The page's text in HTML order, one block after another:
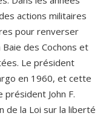
actions militaires
pour renverser
des Cochons et
Le président
en 1960, et cette
John F.
de la Loi sur la liberté